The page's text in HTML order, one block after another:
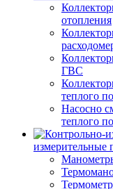
отопления
ГВС
теплого
Насосно
теплого
измерительные